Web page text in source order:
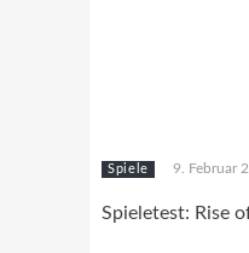
Spiele 9. Februar
Spieletest: Rise